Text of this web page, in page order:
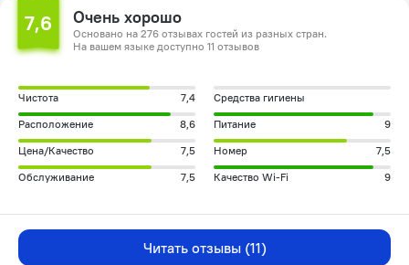
7,6 Очень хорошо
Основано на 276 отзывах гостей из разных стран.
На вашем языке доступно 11 отзывов
Чистота 7,4
Средства гигиены
Расположение
8,6 Питание
9
Цена/Качество
7,5 Номер
7,5
Обслуживание
7,5 Качество Wi-Fi 9
Читать отзывы (11)